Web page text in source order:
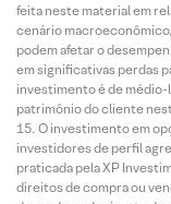
feita neste material em
cenário
podem afetar o
em significativas perdas
investimento é de médio-
patrimônio do cliente
O investimento em
investidores de perfil
praticada pela XP
direitos de compra ou